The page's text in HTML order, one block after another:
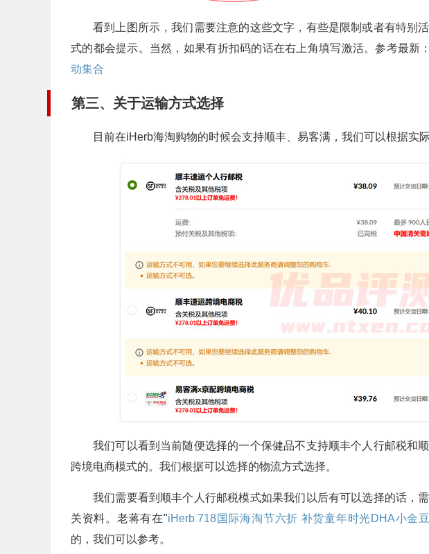
看到上图所示，我们需要注意的这些文字，有些是限制或者有特别
式的都会提示。当然，如果有折扣码的话在右上角填写激活。参考最新：
动集合
第三、关于运输方式选择
目前在iHerb海淘购物的时候会支持顺丰、易客满，我们可以根据实
我们可以看到当前随便选择的一个保健品不支持顺丰个人行邮税和
跨境电商模式的。我们根据可以选择的物流方式选择。
我们需要看到顺丰个人行邮税模式如果我们以后有可以选择的话，
关资料。老蒋有在"iHerb 718国际海淘节六折 补货童年时光DHA小金豆
的，我们可以参考。